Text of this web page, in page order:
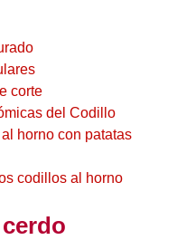
corte
del Codillo
horno con patatas
codillos al horno